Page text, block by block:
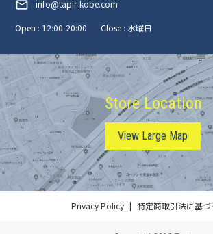
mail_outline info@tapir-kobe.com
Open : 12:00-20:00 Close : 水曜日
Store Location
View Large Map
Privacy Policy 特定商取引法に基